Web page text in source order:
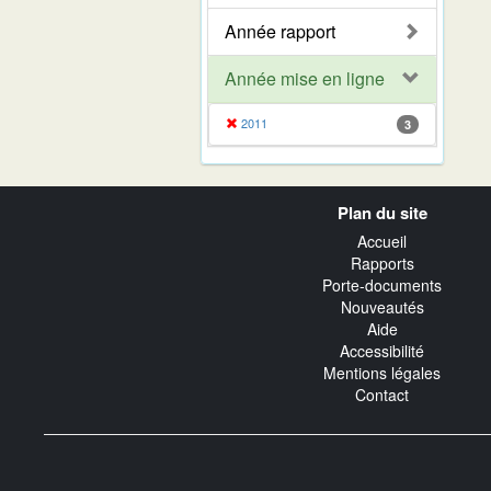
Année rapport
Année mise en ligne
2011 3
Plan du site
Accueil
Rapports
Porte-documents
Nouveautés
Aide
Accessibilité
Mentions légales
Contact